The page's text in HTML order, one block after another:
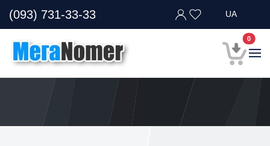
(093) 731-33-33 UA
0В